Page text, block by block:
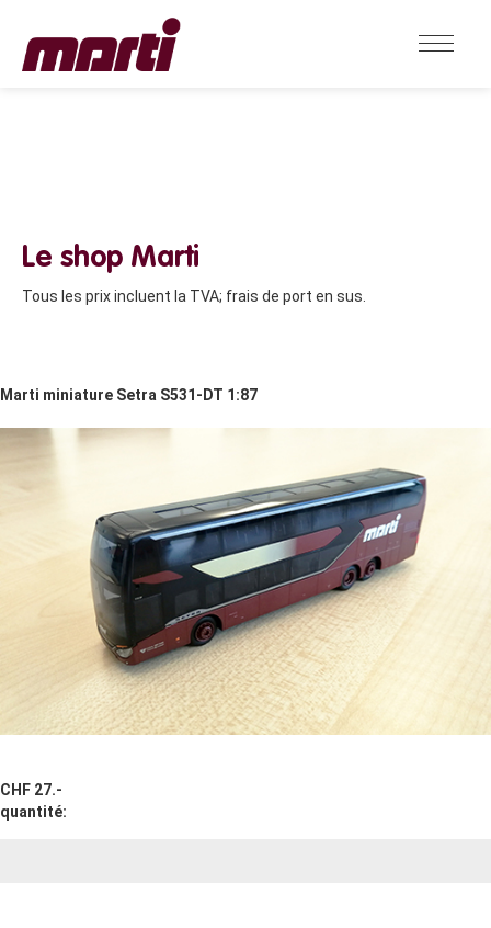
Le shop Marti
Tous les prix incluent la TVA; frais de port en sus.
Marti miniature Setra S531-DT 1:87
CHF 27.-
quantité: